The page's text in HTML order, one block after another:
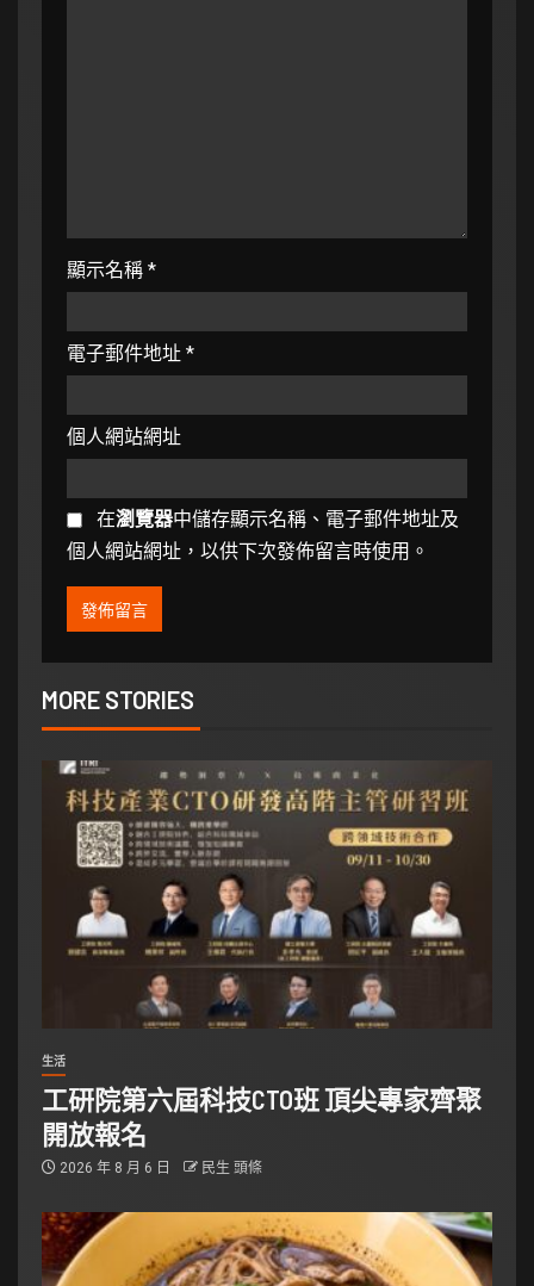
顯示名稱 *
電子郵件地址 *
個人網站網址
在瀏覽器中儲存顯示名稱、電子郵件地址及
個人網站網址，以供下次發佈留言時使用。
MORE STORIES
生活
工研院第六屆科技CTO班 頂尖專家齊聚
開放報名
2026 年 8 月 6 日 民生 頭條